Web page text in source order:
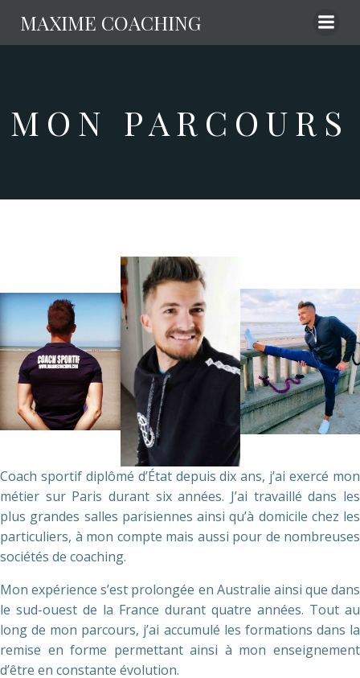
au
contenu
MAXIME COACHING
MON PARCOURS
Coach sportif diplômé d’État depuis dix ans, j’ai exercé mon
métier sur Paris durant six années. J’ai travaillé dans les
plus grandes salles parisiennes ainsi qu’à domicile chez les
particuliers, à mon compte mais aussi pour de nombreuses
sociétés de coaching.
Mon expérience s’est prolongée en Australie ainsi que dans
le sud-ouest de la France durant quatre années. Tout au
long de mon parcours, j’ai accumulé les formations dans la
remise en forme permettant ainsi à mon enseignement
d’être en constante évolution.